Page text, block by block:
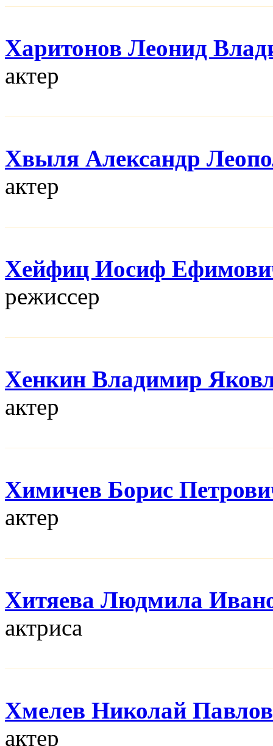
Харитонов Леонид
актер
Хвыля Александр
актер
Хейфиц Иосиф
режисcер
Хенкин Владимир
актер
Химичев Борис
актер
Хитяева Людмила
актриса
Хмелев Николай
актер